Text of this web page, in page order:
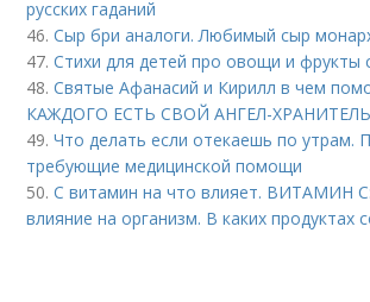
русских гаданий
46.Сыр бри аналоги. Любимый сыр
47.Стихи для детей про овощи и фрукты
48.Святые Афанасий и Кирилл в чем
КАЖДОГО ЕСТЬ СВОЙ АНГЕЛ-ХРАНИТЕЛЬ
49.Что делать если отекаешь по утрам.
требующие медицинской помощи
50.С витамин на что влияет. ВИТАМИН
влияние на организм. В каких продуктах